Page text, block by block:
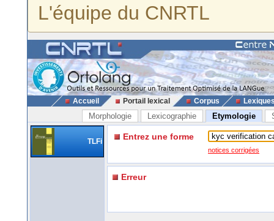
L'équipe du CNRTL
Accueil Portail lexical Corpus
Morphologie Lexicographie Etymologie
TLFi Entrez une forme
notices corrigées
Erreur